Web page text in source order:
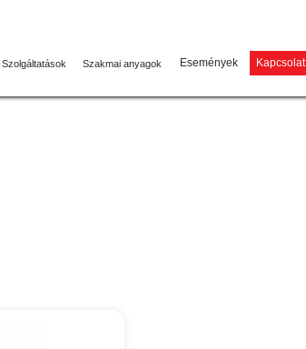
Szolgáltatások Szakmai anyagok Események Kapcsolat